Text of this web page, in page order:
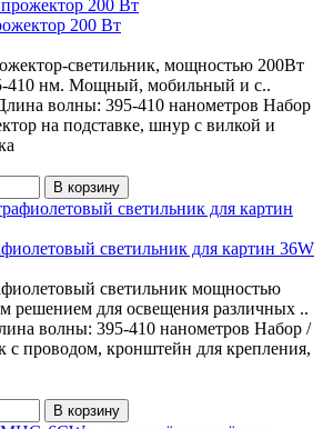
200 Вт
светильник, мощностью 200Вт
410 нм. Мощный, мобильный и с..
волны: 395-410 нанометров Набор
на подставке, шнур с вилкой и
В корзину
светильник для картин 36W
светильник мощностью
решением для освещения различных ..
волны: 395-410 нанометров Набор /
с проводом, кронштейн для крепления,
В корзину